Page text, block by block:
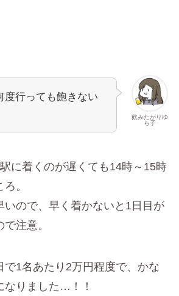
飲みたがりゆ
ら子
度行っても飽きない
に着くのが遅くても14時～15時
。
いので、早く着かないと1日目が
注意。
で1名あたり2万円程度で、かな
なりました…！！